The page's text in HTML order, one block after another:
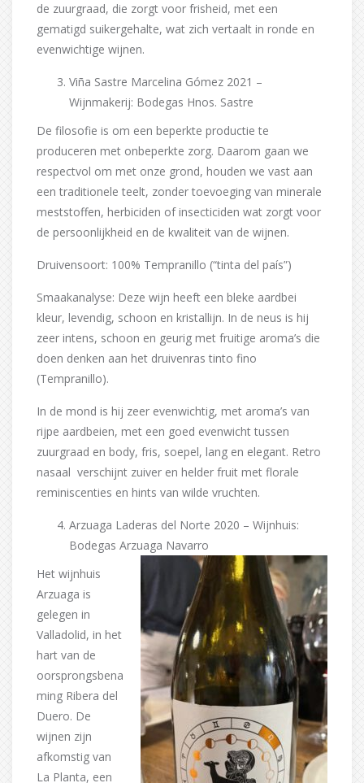
de zuurgraad, die zorgt voor frisheid, met een
gematigd suikergehalte, wat zich vertaalt in ronde en
evenwichtige wijnen.
Viña Sastre Marcelina Gómez 2021 –
Wijnmakerij: Bodegas Hnos. Sastre
De filosofie is om een beperkte productie te
produceren met onbeperkte zorg. Daarom gaan we
respectvol om met onze grond, houden we vast aan
een traditionele teelt, zonder toevoeging van minerale
meststoffen, herbiciden of insecticiden wat zorgt voor
de persoonlijkheid en de kwaliteit van de wijnen.
Druivensoort: 100% Tempranillo (“tinta del país”)
Smaakanalyse: Deze wijn heeft een bleke aardbei
kleur, levendig, schoon en kristallijn. In de neus is hij
zeer intens, schoon en geurig met fruitige aroma’s die
doen denken aan het druivenras tinto fino
(Tempranillo).
In de mond is hij zeer evenwichtig, met aroma’s van
rijpe aardbeien, met een goed evenwicht tussen
zuurgraad en body, fris, soepel, lang en elegant. Retro
nasaal verschijnt zuiver en helder fruit met florale
reminiscenties en hints van wilde vruchten.
Arzuaga Laderas del Norte 2020 – Wijnhuis:
Bodegas Arzuaga Navarro
Het wijnhuis
Arzuaga is
gelegen in
Valladolid, in het
hart van de
oorsprongsbena
ming Ribera del
Duero. De
wijnen zijn
afkomstig van
La Planta, een